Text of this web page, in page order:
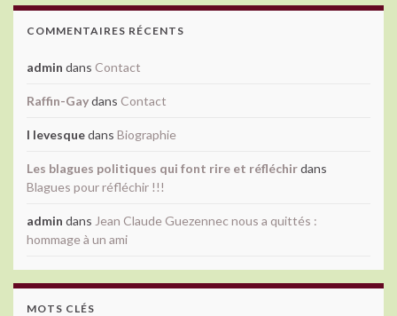
COMMENTAIRES RÉCENTS
admin dans Contact
Raffin-Gaydans Contact
l levesquedans Biographie
Les blagues politiques qui font rire et réfléchirdans
Blagues pour réfléchir !!!
admin dans Jean Claude Guezennec nous a quittés :
hommage à un ami
MOTS CLÉS